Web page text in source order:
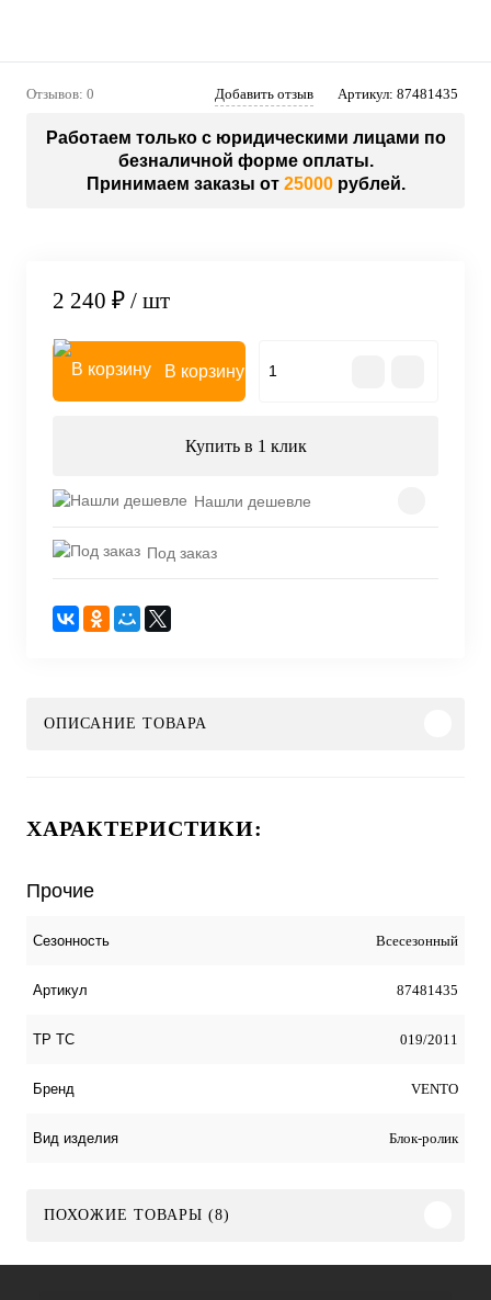
Отзывов: 0 Добавить отзыв Артикул: 87481435
Работаем только с юридическими лицами по
безналичной форме оплаты.
Принимаем заказы от 25000рублей.
2 240 ₽ / шт
В корзину
Купить в 1 клик
Нашли дешевле
Под заказ
ОПИСАНИЕ ТОВАРА
ХАРАКТЕРИСТИКИ:
Прочие
Сезонность Всесезонный
Артикул 87481435
ТР ТС 019/2011
Бренд VENTO
Вид изделия Блок-ролик
ПОХОЖИЕ ТОВАРЫ (8)